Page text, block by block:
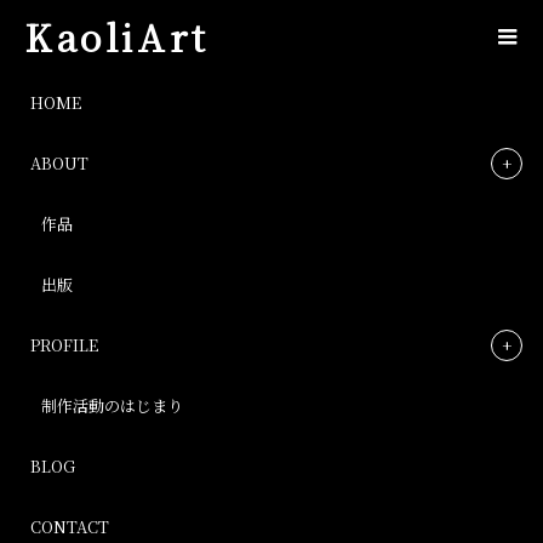
KaoliArt
HOME
ABOUT
作品
出版
PROFILE
制作活動のはじまり
BLOG
CONTACT
img_4275
Post